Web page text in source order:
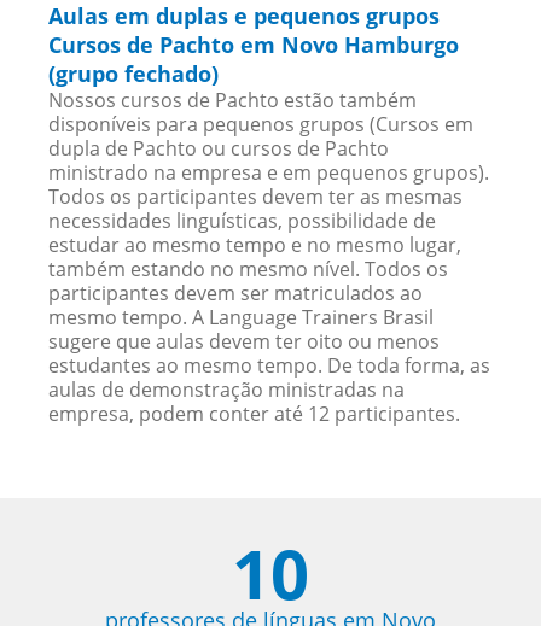
Aulas em duplas e pequenos grupos
Cursos de Pachto em Novo Hamburgo
(grupo fechado)
Nossos cursos de Pachto estão também
disponíveis para pequenos grupos (Cursos em
dupla de Pachto ou cursos de Pachto
ministrado na empresa e em pequenos grupos).
Todos os participantes devem ter as mesmas
necessidades linguísticas, possibilidade de
estudar ao mesmo tempo e no mesmo lugar,
também estando no mesmo nível. Todos os
participantes devem ser matriculados ao
mesmo tempo. A Language Trainers Brasil
sugere que aulas devem ter oito ou menos
estudantes ao mesmo tempo. De toda forma, as
aulas de demonstração ministradas na
empresa, podem conter até 12 participantes.
10
professores de línguas em Novo